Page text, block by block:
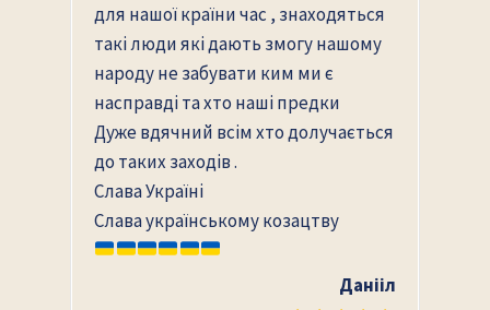
для нашої країни час , знаходяться
такі люди які дають змогу нашому
народу не забувати ким ми є
насправді та хто наші предки
Дуже вдячний всім хто долучається
до таких заходів .
Слава Україні
Слава українському козацтву
Данііл